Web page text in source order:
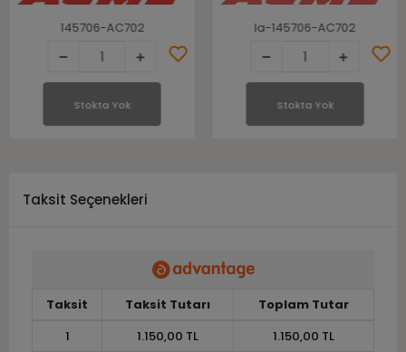
145706-AC702
Stokta Yok
la-145706-AC702
Stokta Yok
Taksit Seçenekleri
Taksit Taksit Tutarı
Toplam Tutar
1
1.150,00 TL 1.150,00 TL